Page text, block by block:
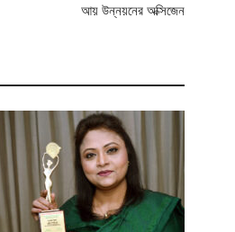
আয় উন্নয়নের অক্সিজেন